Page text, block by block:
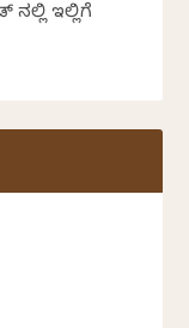
ಇಲ್ಲಿಗೆ